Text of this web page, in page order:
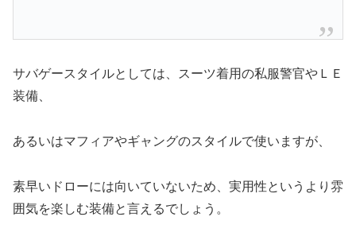
サバゲースタイルとしては、スーツ着用の私服警官やＬＥ
装備、
あるいはマフィアやギャングのスタイルで使いますが、
素早いドローには向いていないため、実用性というより雰
囲気を楽しむ装備と言えるでしょう。